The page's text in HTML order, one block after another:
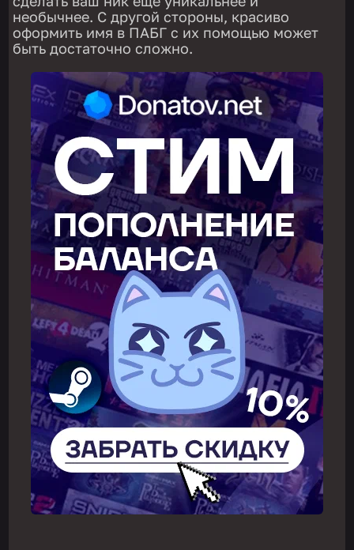
необычнее. С другой стороны, красиво
оформить имя в ПАБГ с их помощью может
быть достаточно сложно.